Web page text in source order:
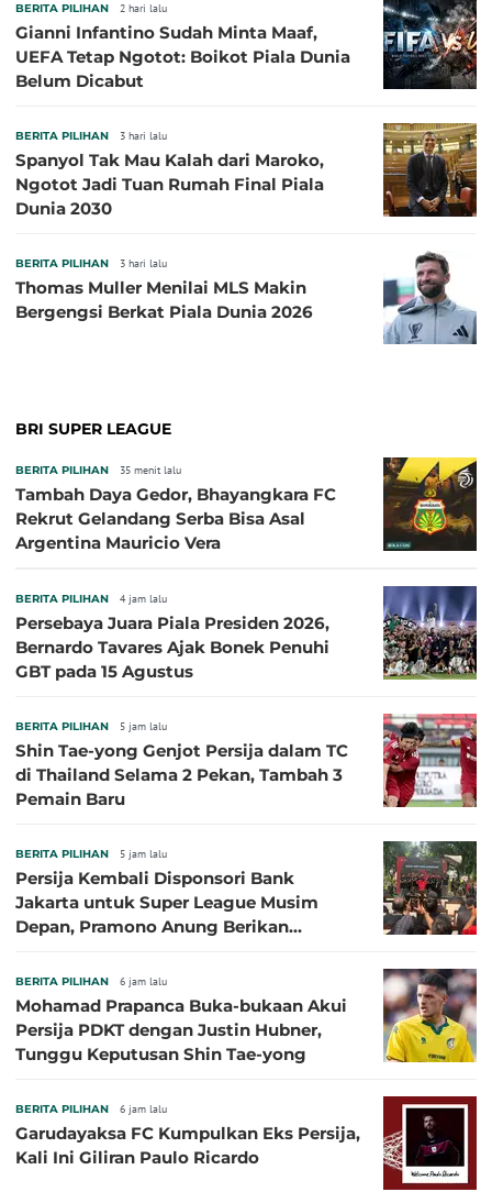
BERITA PILIHAN 2 hari lalu
Gianni Infantino Sudah Minta Maaf,
UEFA Tetap Ngotot: Boikot Piala Dunia
Belum Dicabut
BERITA PILIHAN 3 hari lalu
Spanyol Tak Mau Kalah dari Maroko,
Ngotot Jadi Tuan Rumah Final Piala
Dunia 2030
BERITA PILIHAN 3 hari lalu
Thomas Muller Menilai MLS Makin
Bergengsi Berkat Piala Dunia 2026
BRI SUPER LEAGUE
BERITA PILIHAN 35 menit lalu
Tambah Daya Gedor, Bhayangkara FC
Rekrut Gelandang Serba Bisa Asal
Argentina Mauricio Vera
BERITA PILIHAN 4 jam lalu
Persebaya Juara Piala Presiden 2026,
Bernardo Tavares Ajak Bonek Penuhi
GBT pada 15 Agustus
BERITA PILIHAN 5 jam lalu
Shin Tae-yong Genjot Persija dalam TC
di Thailand Selama 2 Pekan, Tambah 3
Pemain Baru
BERITA PILIHAN 5 jam lalu
Persija Kembali Disponsori Bank
Jakarta untuk Super League Musim
Depan, Pramono Anung Berikan
BERITA PILIHAN 6 jam lalu
Mohamad Prapanca Buka-bukaan Akui
Persija PDKT dengan Justin Hubner,
Tunggu Keputusan Shin Tae-yong
BERITA PILIHAN 6 jam lalu
Garudayaksa FC Kumpulkan Eks Persija,
Kali Ini Giliran Paulo Ricardo